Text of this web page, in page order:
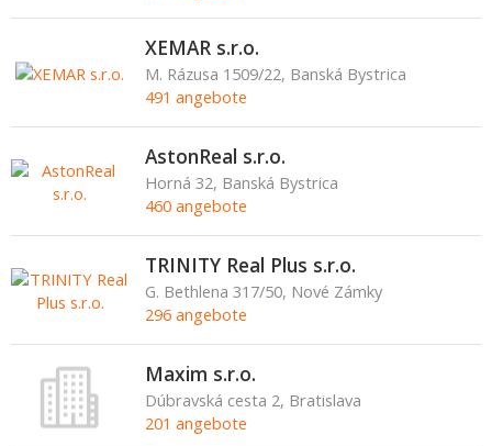
XEMAR s.r.o.
M. Rázusa 1509/22, Banská Bystrica
491 angebote
AstonReal s.r.o.
Horná 32, Banská Bystrica
460 angebote
TRINITY Real Plus s.r.o.
G. Bethlena 317/50, Nové Zámky
296 angebote
Maxim s.r.o.
Dúbravská cesta 2, Bratislava
201 angebote